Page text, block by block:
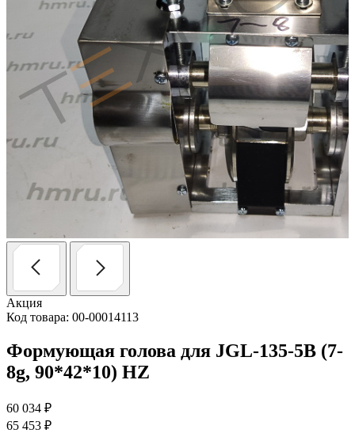
Акция
Код товара: 00-00014113
Формующая голова для JGL-135-5B (7-
8g, 90*42*10) HZ
60 034 ₽
65 453 ₽